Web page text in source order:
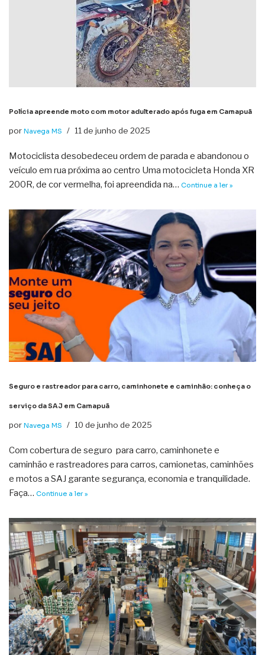
Polícia apreende moto com motor adulterado após fuga em Camapuã
por Navega MS 11 de junho de 2025
Motociclista desobedeceu ordem de parada e abandonou o
veículo em rua próxima ao centro Uma motocicleta Honda XR
200R, de cor vermelha, foi apreendida na… Continue a ler »
Seguro e rastreador para carro, caminhonete e caminhão: conheça o
serviço da SAJ em Camapuã
por Navega MS 10 de junho de 2025
Com cobertura de seguro para carro, caminhonete e
caminhão e rastreadores para carros, camionetas, caminhões
e motos a SAJ garante segurança, economia e tranquilidade.
Faça… Continue a ler »